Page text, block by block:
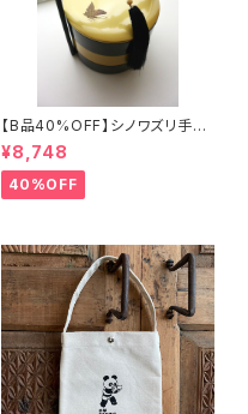
【B品40%OFF】シノワズリ手提
げ三段重「バタフライ」
¥8,748
40%OFF